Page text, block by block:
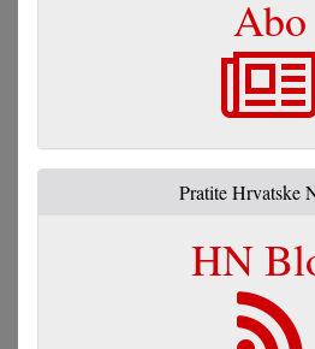
Abo
Pratite Hrvatske
HN